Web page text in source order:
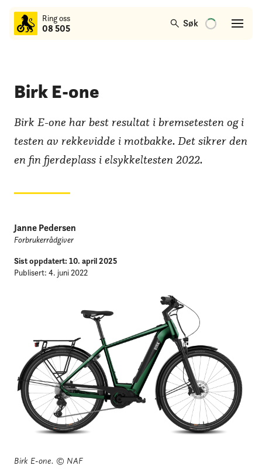
Ring oss
08 505 Søk
hovedinnhold
Birk E-one
Birk E-one har best resultat i bremsetesten og i
testen av rekkevidde i motbakke. Det sikrer den
en fin fjerdeplass i elsykkeltesten 2022.
Janne Pedersen
Forbrukerrådgiver
Sist oppdatert: 10. april 2025
Publisert: 4. juni 2022
Birk E-one. © NAF